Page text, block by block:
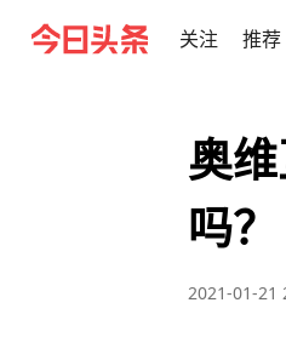
关注 推荐
奥
吗？
2021-01-21